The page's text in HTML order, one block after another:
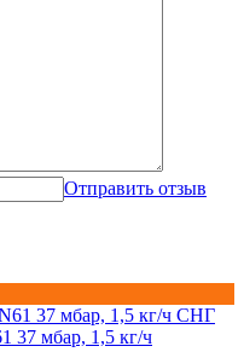
Отправить отзыв